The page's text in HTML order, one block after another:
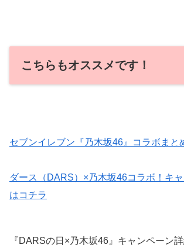
こちらもオススメです！
セブンイレブン『乃木坂46』コラボまと
ダース（DARS）×乃木坂46コラボ！キ
はコチラ
『DARSの日×乃木坂46』キャンペーン